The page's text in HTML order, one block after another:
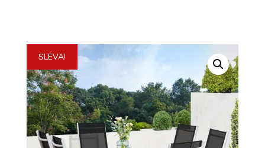
SLEVA!